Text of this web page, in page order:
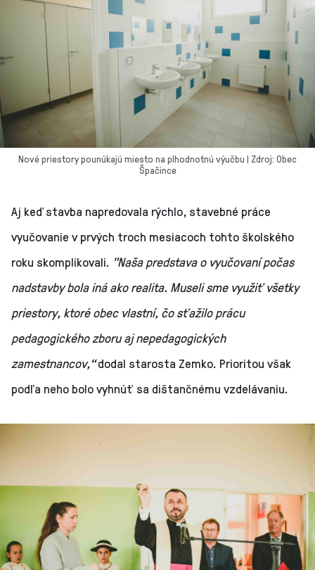
Nové priestory pounúkajú miesto na plhodnotnú výučbu | Zdroj: Obec
Špačince
Aj keď stavba napredovala rýchlo, stavebné práce
vyučovanie v prvých troch mesiacoch tohto školského
roku skomplikovali. "Naša predstava o vyučovaní počas
nadstavby bola iná ako realita. Museli sme využiť všetky
priestory, ktoré obec vlastní, čo sťažilo prácu
pedagogického zboru aj nepedagogických
zamestnancov,“dodal starosta Zemko. Prioritou však
podľa neho bolo vyhnúť sa dištančnému vzdelávaniu.